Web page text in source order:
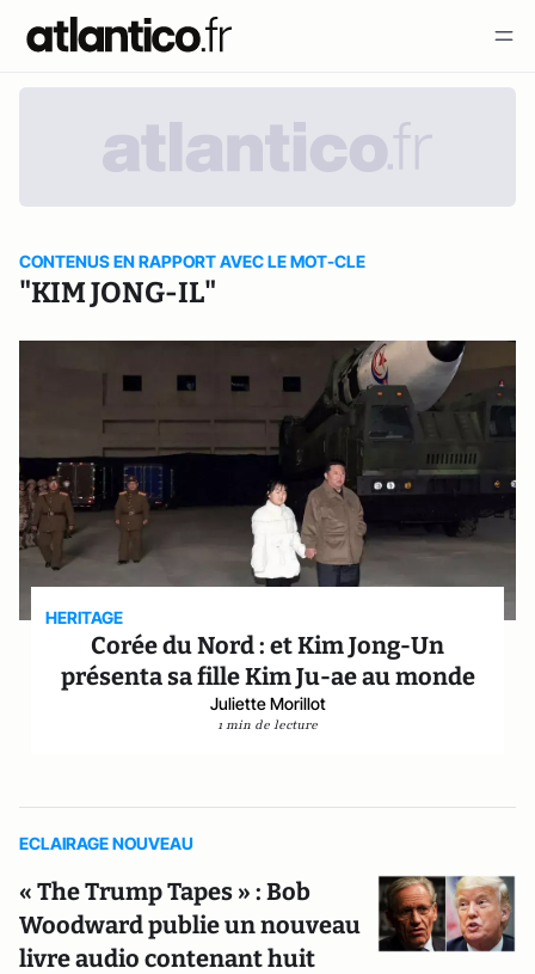
CONTENUS EN RAPPORT AVEC LE MOT-CLE
"KIM JONG-IL"
HERITAGE
Corée du Nord : et Kim Jong-Un
présenta sa fille Kim Ju-ae au monde
Juliette Morillot
1 min de lecture
ECLAIRAGE NOUVEAU
« The Trump Tapes » : Bob
Woodward publie un nouveau
livre audio contenant huit